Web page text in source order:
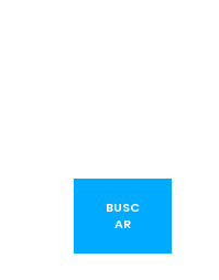
BUSC
AR